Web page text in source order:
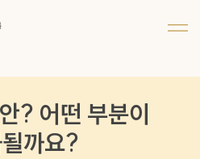
? 어떤 부분이
까요?